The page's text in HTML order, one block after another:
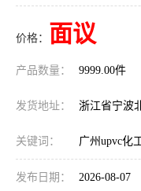
价格： 面议
产品数量： 9999.00件
发货地址： 浙江省宁波
关键词： 广州upvc化
发布日期： 2026-08-07